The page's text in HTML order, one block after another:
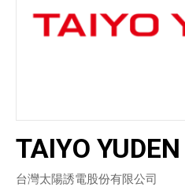
TAIYO YUDEN
台灣太陽誘電股份有限公司